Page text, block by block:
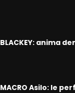
BLACKEY: anima
MACRO Asilo: le